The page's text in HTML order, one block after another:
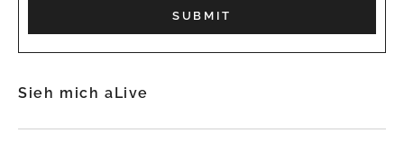
Sieh mich aLive